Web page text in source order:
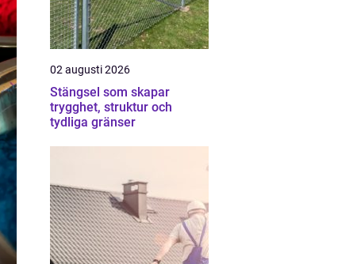
02 augusti 2026
Stängsel som skapar
trygghet, struktur och
tydliga gränser